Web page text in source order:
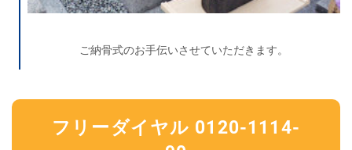
ご納骨式のお手伝いさせていただきます。
フリーダイヤル 0120-1114-